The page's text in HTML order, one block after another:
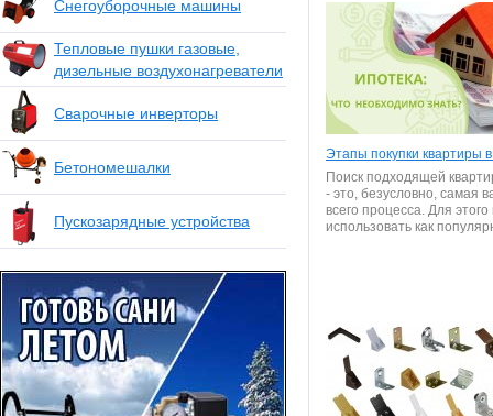
Снегоуборочные машины
Тепловые пушки газовые,
дизельные воздухонагреватели
Сварочные инверторы
Бетономешалки
Пускозарядные устройства
Этапы покупки квартиры
Поиск подходящей
- это, безусловно, самая
всего процесса. Для
использовать как